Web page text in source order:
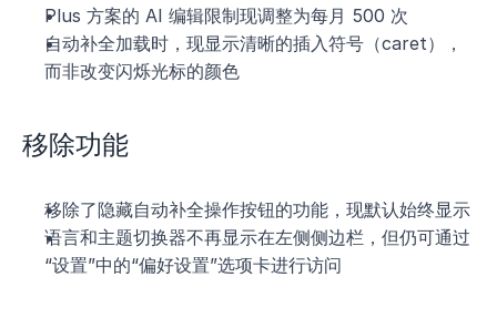
Plus 方案的 AI 编辑限制现调整为每月 500 次
自动补全加载时，现显示清晰的插入符号（caret），
而非改变闪烁光标的颜色
移除功能
移除了隐藏自动补全操作按钮的功能，现默认始终显示
语言和主题切换器不再显示在左侧侧边栏，但仍可通过
“设置”中的“偏好设置”选项卡进行访问